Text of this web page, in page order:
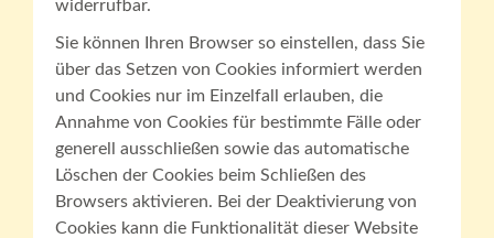
widerrufbar.
Sie können Ihren Browser so einstellen, dass Sie
über das Setzen von Cookies informiert werden
und Cookies nur im Einzelfall erlauben, die
Annahme von Cookies für bestimmte Fälle oder
generell ausschließen sowie das automatische
Löschen der Cookies beim Schließen des
Browsers aktivieren. Bei der Deaktivierung von
Cookies kann die Funktionalität dieser Website